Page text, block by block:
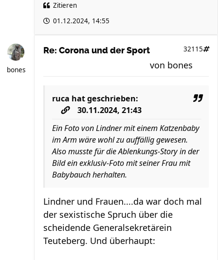
Zitieren
01.12.2024, 14:55
bones
Re: Corona und der Sport 32115
von bones
ruca hat geschrieben:
30.11.2024, 21:43
Ein Foto von Lindner mit einem Katzenbaby
im Arm wäre wohl zu auffällig gewesen.
Also musste für die Ablenkungs-Story in der
Bild ein exklusiv-Foto mit seiner Frau mit
Babybauch herhalten.
Lindner und Frauen....da war doch mal
der sexistische Spruch über die
scheidende Generalsekretärein
Teuteberg. Und überhaupt: